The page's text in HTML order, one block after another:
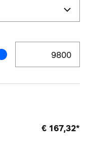
€ 167,32*